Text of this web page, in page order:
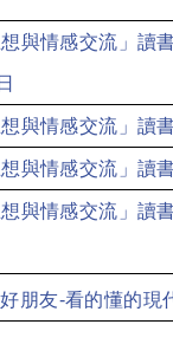
想與情感交流」讀
想與情感交流」讀
想與情感交流」讀
與情感交流」讀
朋友-看的懂的現